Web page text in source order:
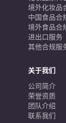
境外化妆品
中国食品合
境外食品合
进出口服务
其他合规服
关于我们
公司简介
荣誉资质
团队介绍
联系我们